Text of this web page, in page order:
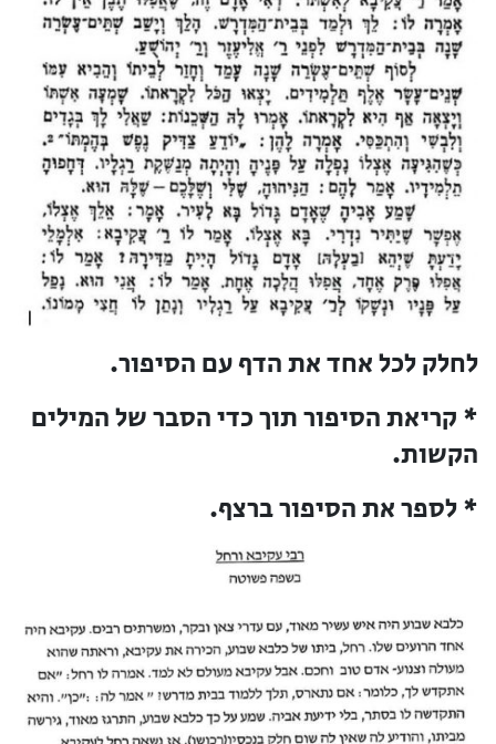
לחלק לכל אחד את הדף עם הסיפור.
* קריאת הסיפור תוך כדי הסבר של המילים
הקשות.
* לספר את הסיפור ברצף.